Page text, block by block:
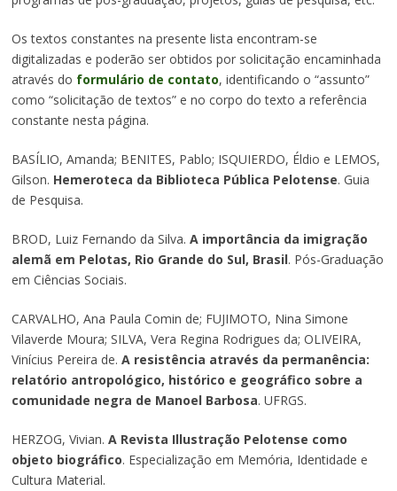
Os textos constantes na presente lista encontram-se
digitalizadas e poderão ser obtidos por solicitação encaminhada
através do formulário de contato, identificando o “assunto”
como “solicitação de textos” e no corpo do texto a referência
constante nesta página.
BASÍLIO, Amanda; BENITES, Pablo; ISQUIERDO, Éldio e LEMOS,
Gilson. Hemeroteca da Biblioteca Pública Pelotense. Guia
de Pesquisa.
BROD, Luiz Fernando da Silva. A importância da imigração
alemã em Pelotas, Rio Grande do Sul, Brasil. Pós-Graduação
em Ciências Sociais.
CARVALHO, Ana Paula Comin de; FUJIMOTO, Nina Simone
Vilaverde Moura; SILVA, Vera Regina Rodrigues da; OLIVEIRA,
Vinícius Pereira de. A resistência através da permanência:
relatório antropológico, histórico e geográfico sobre a
comunidade negra de Manoel Barbosa. UFRGS.
HERZOG, Vivian. A Revista Illustração Pelotense como
objeto biográfico. Especialização em Memória, Identidade e
Cultura Material.